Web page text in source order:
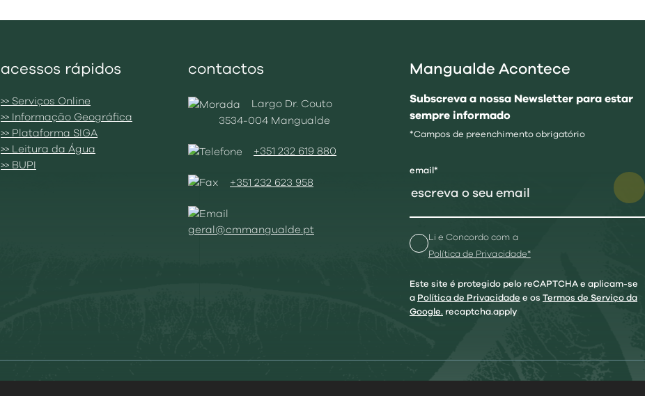
acessos rápidos
>> Serviços Online
>> Informação Geográfica
>> Plataforma SIGA
>> Leitura da Água
>> BUPI
contactos
Largo Dr. Couto
3534-004 Mangualde
+351 232 619 880
+351 232 623 958
geral@cmmangualde.pt
Mangualde Acontece
Subscreva a nossa Newsletter para estar
sempre informado
*Campos de preenchimento obrigatório
email*
Li e Concordo com a
Política de Privacidade*
Este site é protegido pelo reCAPTCHA e aplicam-se
a Política de Privacidade e os Termos de Serviço da
Google. recaptcha.apply